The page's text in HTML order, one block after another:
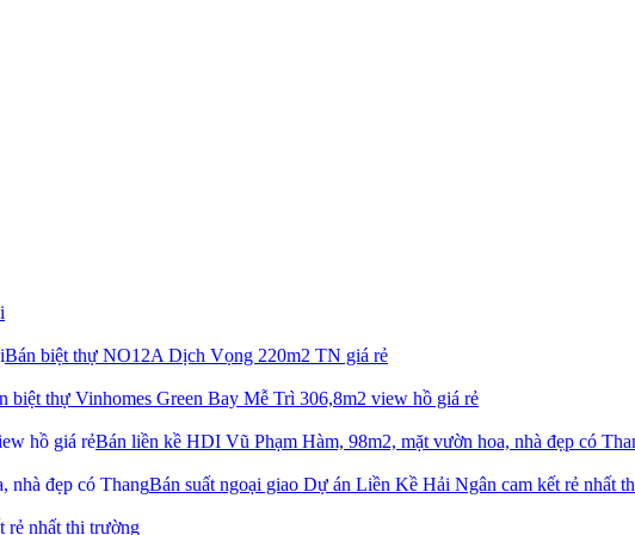
Bán biệt thự NO12A Dịch Vọng 220m2 TN giá rẻ
biệt thự Vinhomes Green Bay Mễ Trì 306,8m2 view hồ giá rẻ
Bán liền kề HDI Vũ Phạm Hàm, 98m2, mặt vườn hoa, nhà đẹp có
Bán suất ngoại giao Dự án Liền Kề Hải Ngân cam kết rẻ nhất